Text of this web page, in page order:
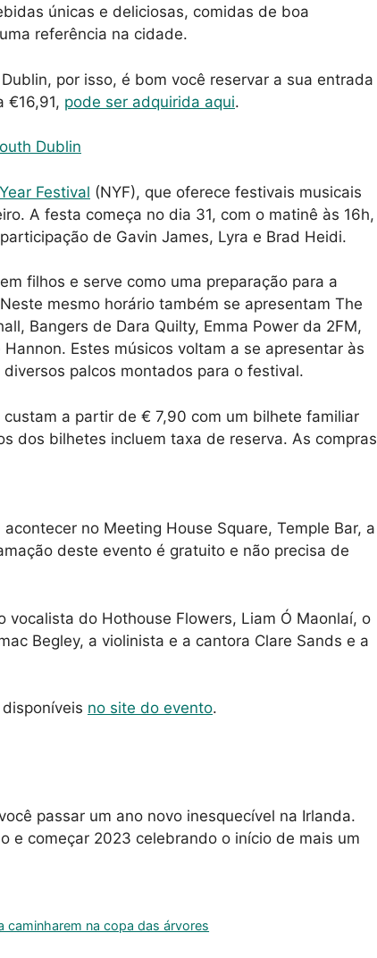
únicas e deliciosas, comidas de boa
referência na cidade.
por isso, é bom você reservar a sua entrada
€16,91, pode ser adquirida aqui.
Dublin
Festival (NYF), que oferece festivais musicais
A festa começa no dia 31, com o matinê às 16h,
de Gavin James, Lyra e Brad Heidi.
filhos e serve como uma preparação para a
mesmo horário também se apresentam The
Bangers de Dara Quilty, Emma Power da 2FM,
Estes músicos voltam a se apresentar às
palcos montados para o festival.
a partir de € 7,90 com um bilhete familiar
dos bilhetes incluem taxa de reserva. As compras
no Meeting House Square, Temple Bar, a
deste evento é gratuito e não precisa de
vocalista do Hothouse Flowers, Liam Ó Maonlaí, o
Begley, a violinista e a cantora Clare Sands e a
no site do evento.
passar um ano novo inesquecível na Irlanda.
e começar 2023 celebrando o início de mais um
caminharem na copa das árvores